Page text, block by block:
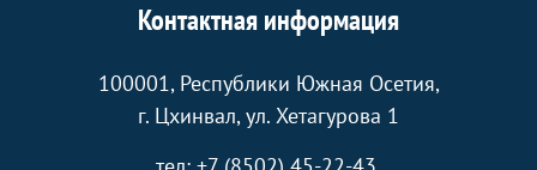
Контактная информация
100001, Республики Южная Осетия,
г. Цхинвал, ул. Хетагурова 1